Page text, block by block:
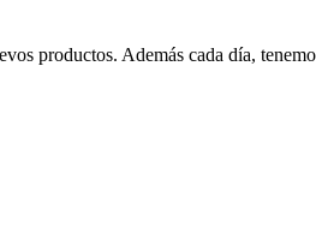
productos. Además cada día,